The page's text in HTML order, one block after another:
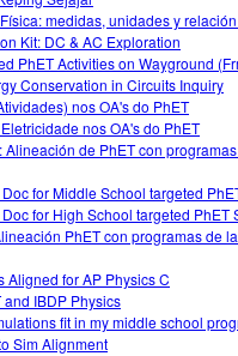
medidas, unidades y
Kit: DC & AC Exploration
PhET Activities on Wayground
Conservation in Circuits Inquiry
nos OA's do PhET
nos OA's do PhET
Alineación de PhET con
for Middle School targeted
for High School targeted PhET
PhET con programas de
Aligned for AP Physics C
IBDP Physics
fit in my middle school
Sim Alignment